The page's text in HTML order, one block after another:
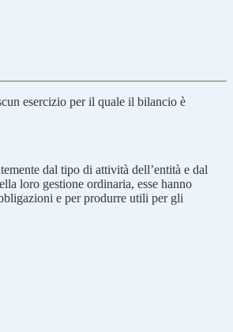
esercizio per il quale il bilancio è
dal tipo di attività dell’entità e dal
loro gestione ordinaria, esse hanno
e per produrre utili per gli